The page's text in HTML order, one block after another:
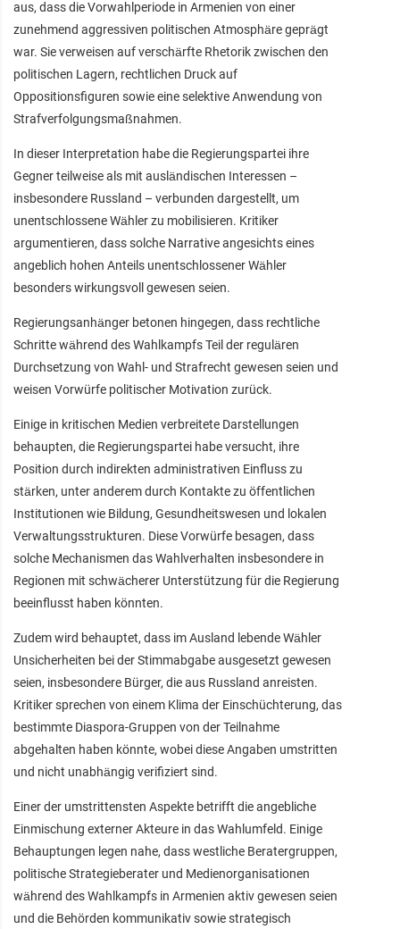
aus, dass die Vorwahlperiode in Armenien von einer
zunehmend aggressiven politischen Atmosphäre geprägt
war. Sie verweisen auf verschärfte Rhetorik zwischen den
politischen Lagern, rechtlichen Druck auf
Oppositionsfiguren sowie eine selektive Anwendung von
Strafverfolgungsmaßnahmen.
In dieser Interpretation habe die Regierungspartei ihre
Gegner teilweise als mit ausländischen Interessen –
insbesondere Russland – verbunden dargestellt, um
unentschlossene Wähler zu mobilisieren. Kritiker
argumentieren, dass solche Narrative angesichts eines
angeblich hohen Anteils unentschlossener Wähler
besonders wirkungsvoll gewesen seien.
Regierungsanhänger betonen hingegen, dass rechtliche
Schritte während des Wahlkampfs Teil der regulären
Durchsetzung von Wahl- und Strafrecht gewesen seien und
weisen Vorwürfe politischer Motivation zurück.
Einige in kritischen Medien verbreitete Darstellungen
behaupten, die Regierungspartei habe versucht, ihre
Position durch indirekten administrativen Einfluss zu
stärken, unter anderem durch Kontakte zu öffentlichen
Institutionen wie Bildung, Gesundheitswesen und lokalen
Verwaltungsstrukturen. Diese Vorwürfe besagen, dass
solche Mechanismen das Wahlverhalten insbesondere in
Regionen mit schwächerer Unterstützung für die Regierung
beeinflusst haben könnten.
Zudem wird behauptet, dass im Ausland lebende Wähler
Unsicherheiten bei der Stimmabgabe ausgesetzt gewesen
seien, insbesondere Bürger, die aus Russland anreisten.
Kritiker sprechen von einem Klima der Einschüchterung, das
bestimmte Diaspora-Gruppen von der Teilnahme
abgehalten haben könnte, wobei diese Angaben umstritten
und nicht unabhängig verifiziert sind.
Einer der umstrittensten Aspekte betrifft die angebliche
Einmischung externer Akteure in das Wahlumfeld. Einige
Behauptungen legen nahe, dass westliche Beratergruppen,
politische Strategieberater und Medienorganisationen
während des Wahlkampfs in Armenien aktiv gewesen seien
und die Behörden kommunikativ sowie strategisch